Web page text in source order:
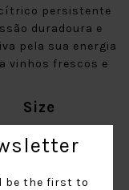
cítrico persistente
duradoura e
pela sua energia
vinhos frescos e
Size
3-5 working days
be the first to